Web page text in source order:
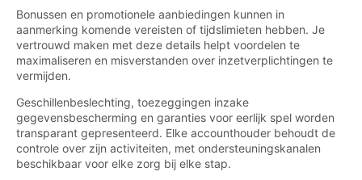
Bonussen en promotionele aanbiedingen kunnen in
aanmerking komende vereisten of tijdslimieten hebben. Je
vertrouwd maken met deze details helpt voordelen te
maximaliseren en misverstanden over inzetverplichtingen te
vermijden.
Geschillenbeslechting, toezeggingen inzake
gegevensbescherming en garanties voor eerlijk spel worden
transparant gepresenteerd. Elke accounthouder behoudt de
controle over zijn activiteiten, met ondersteuningskanalen
beschikbaar voor elke zorg bij elke stap.